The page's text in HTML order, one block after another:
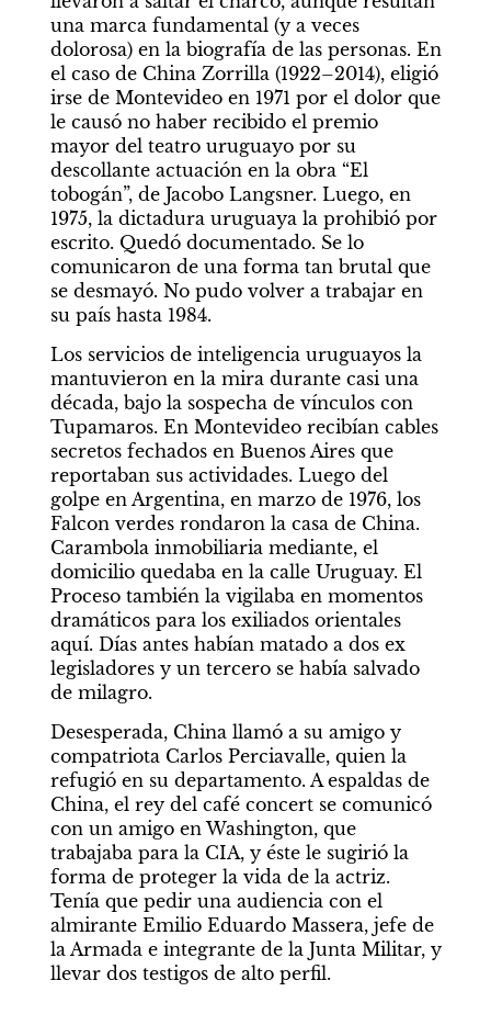
una marca fundamental (y a veces
dolorosa) en la biografía de las personas. En
el caso de China Zorrilla (1922–2014), eligió
irse de Montevideo en 1971 por el dolor que
le causó no haber recibido el premio
mayor del teatro uruguayo por su
descollante actuación en la obra “El
tobogán”, de Jacobo Langsner. Luego, en
1975, la dictadura uruguaya la prohibió por
escrito. Quedó documentado. Se lo
comunicaron de una forma tan brutal que
se desmayó. No pudo volver a trabajar en
su país hasta 1984.
Los servicios de inteligencia uruguayos la
mantuvieron en la mira durante casi una
década, bajo la sospecha de vínculos con
Tupamaros. En Montevideo recibían cables
secretos fechados en Buenos Aires que
reportaban sus actividades. Luego del
golpe en Argentina, en marzo de 1976, los
Falcon verdes rondaron la casa de China.
Carambola inmobiliaria mediante, el
domicilio quedaba en la calle Uruguay. El
Proceso también la vigilaba en momentos
dramáticos para los exiliados orientales
aquí. Días antes habían matado a dos ex
legisladores y un tercero se había salvado
de milagro.
Desesperada, China llamó a su amigo y
compatriota Carlos Perciavalle, quien la
refugió en su departamento. A espaldas de
China, el rey del café concert se comunicó
con un amigo en Washington, que
trabajaba para la CIA, y éste le sugirió la
forma de proteger la vida de la actriz.
Tenía que pedir una audiencia con el
almirante Emilio Eduardo Massera, jefe de
la Armada e integrante de la Junta Militar, y
llevar dos testigos de alto perfil.